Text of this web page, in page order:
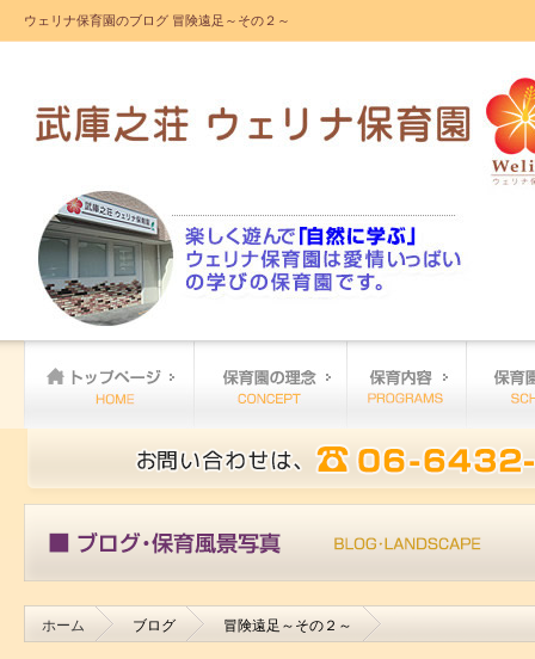
ウェリナ保育園のブログ 冒険遠足～その２～
ホーム ブログ 冒険遠足～その２～